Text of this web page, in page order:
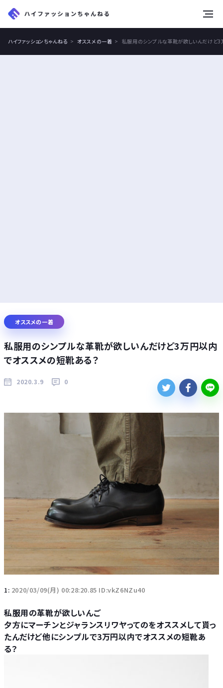
ハイファッションちゃんねる オススメの一着 私服用のシンプルな革靴が欲しいんだけど
オススメの一着
私服用のシンプルな革靴が欲しいんだけど3万円以内
でオススメの短靴ある？
2020.3.9 0
1: 2020/03/09(月) 00:28:20.85 ID:vkZ6NZu40
私服用の革靴が欲しいんご
夕方にマーチンとジャランスリワヤってのをオススメして貰っ
たんだけど他にシンプルで3万円以内でオススメの短靴あ
る？